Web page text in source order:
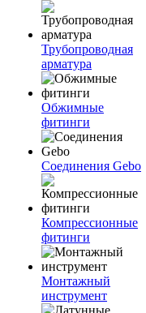
Трубопроводная
арматура
Обжимные
фитинги
Соединения Gebo
Компрессионные
фитинги
Монтажный
инструмент